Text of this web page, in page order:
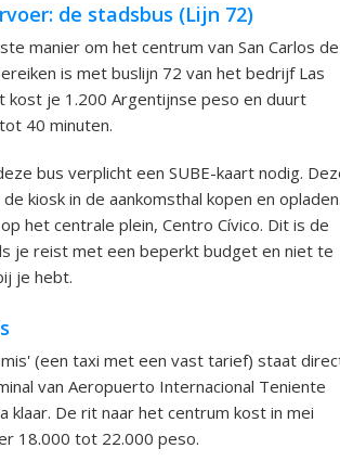
de stadsbus (Lijn 72)
manier om het centrum van San Carlos de
is met buslijn 72 van het bedrijf Las
kost je 1.200 Argentijnse peso en duurt
40 minuten.
bus verplicht een SUBE-kaart nodig.
kiosk in de aankomsthal kopen en
het centrale plein, Centro Cívico. Dit is de
je reist met een beperkt budget en niet te
je hebt.
(een taxi met een vast tarief) staat
van Aeropuerto Internacional Teniente
klaar. De rit naar het centrum kost in mei
18.000 tot 22.000 peso.